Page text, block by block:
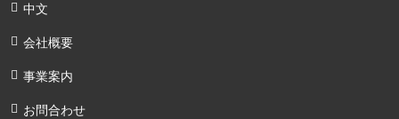
中文
会社概要
事業案内
お問合わせ